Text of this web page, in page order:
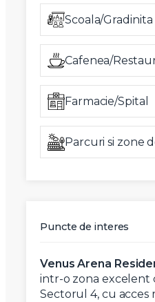
Scoala/Gradinita
Cafenea/
Farmacie/Spital
Parcuri si zone
Puncte de interes
Venus Arena
intr-o zona excelent
Sectorul 4, cu acces